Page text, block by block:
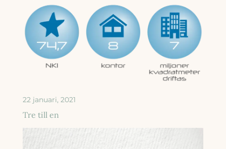
22 januari, 2021
Tre till en